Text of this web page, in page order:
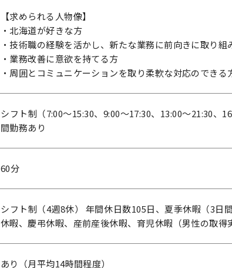
【求められる人物像】
・北海道が好きな方
・技術職の経験を活かし、新たな業務に前向きに取り組
・業務改善に意欲を持てる方
・周囲とコミュニケーションを取り柔軟な対応のできる
シフト制（7:00～15:30、9:00～17:30、13:00～21:30
間勤務あり
60分
シフト制（4週8休） 年間休日数105日、夏季休暇（3日
休暇、慶弔休暇、産前産後休暇、育児休暇（男性の取得
あり（月平均14時間程度）